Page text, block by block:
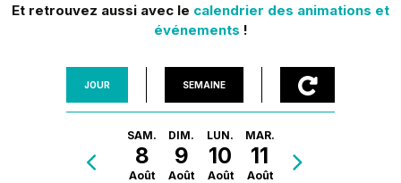
Et retrouvez aussi avec le calendrier des animations et
événements !
JOUR SEMAINE
SAM.
8
Août
DIM.
9
Août
LUN.
10
Août
MAR.
11
Août